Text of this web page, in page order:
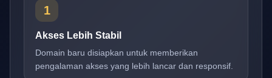
1
Akses Lebih Stabil
Domain baru disiapkan untuk memberikan
pengalaman akses yang lebih lancar dan responsif.